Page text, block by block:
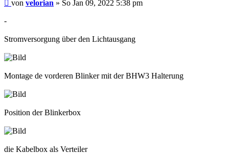
von velorian » So Jan 09, 2022 5:38 pm
-
Stromversorgung über den Lichtausgang
Montage de vorderen Blinker mit der BHW3 Halterung
Position der Blinkerbox
die Kabelbox als Verteiler